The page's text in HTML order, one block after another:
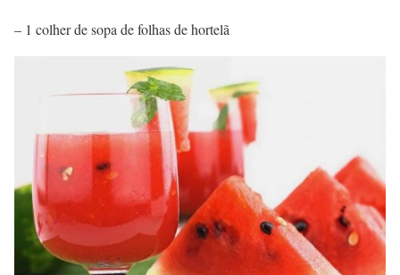
– 1 colher de sopa de folhas de hortelã